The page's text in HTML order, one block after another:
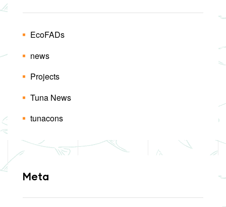
EcoFADs
news
Projects
Tuna News
tunacons
Meta